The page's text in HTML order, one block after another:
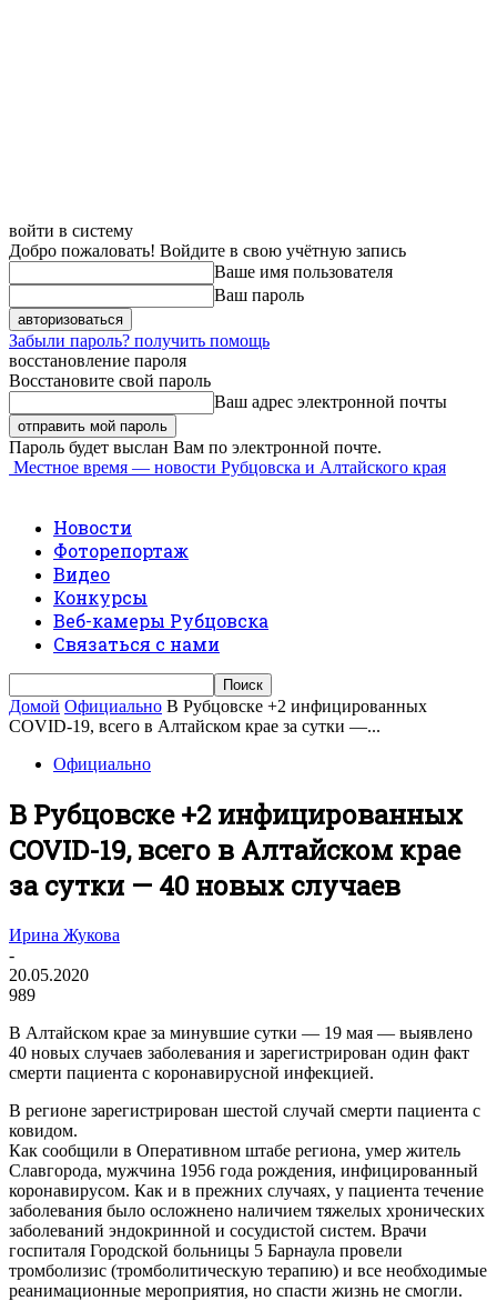
войти в систему
Добро пожаловать! Войдите в свою учётную запись
Ваше имя пользователя
Ваш пароль
Забыли пароль? получить помощь
восстановление пароля
Восстановите свой пароль
Ваш адрес электронной почты
Пароль будет выслан Вам по электронной почте.
Местное время — новости Рубцовска и Алтайского края
Новости
Фоторепортаж
Видео
Конкурсы
Веб-камеры Рубцовска
Связаться с нами
Домой Официально В Рубцовске +2 инфицированных
COVID-19, всего в Алтайском крае за сутки —...
Официально
В Рубцовске +2 инфицированных
COVID-19, всего в Алтайском крае
за сутки — 40 новых случаев
Ирина Жукова
-
20.05.2020
989
В Алтайском крае за минувшие сутки — 19 мая — выявлено
40 новых случаев заболевания и зарегистрирован один факт
смерти пациента с коронавирусной инфекцией.
В регионе зарегистрирован шестой случай смерти пациента с
ковидом.
Как сообщили в Оперативном штабе региона, умер житель
Славгорода, мужчина 1956 года рождения, инфицированный
коронавирусом. Как и в прежних случаях, у пациента течение
заболевания было осложнено наличием тяжелых хронических
заболеваний эндокринной и сосудистой систем. Врачи
госпиталя Городской больницы 5 Барнаула провели
тромболизис (тромболитическую терапию) и все необходимые
реанимационные мероприятия, но спасти жизнь не смогли.